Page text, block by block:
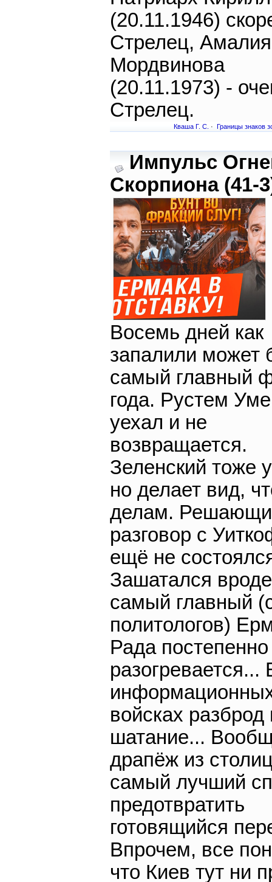
(20.11.1946)
Стрелец, Амалия
Мордвинова
(20.11.1973) -
Стрелец.
Кваша Г. С. · Границы знаков
Импульс
Скорпиона (41-
Восемь дней как
запалили может
самый главный
года. Рустем
уехал и не
возвращается.
Зеленский тоже
но делает вид,
делам.
разговор с
ещё не
Зашатался
самый главный
политологов)
Рада постепенно
разогревается...
войсках разброд
шатание...
драпёж из
самый лучший
предотвратить
готовящийся
Впрочем, все
что Киев тут ни